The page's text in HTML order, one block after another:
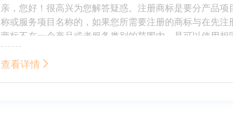
亲，您好！很高兴为您解答疑惑。注册商标是要分产品项
称或服务项目名称的，如果您所需要注册的商标与在先注
商标不在一个产品或者服务类别的范围内，是可以使用相
名称的。希望我的回答能帮到您。
查看详情